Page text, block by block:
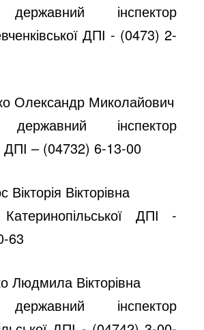
інспектор
ДПІ - (0473) 2-
Олександр Миколайович
інспектор
ДПІ – (04732) 6-13-00
Вікторівна
ДПІ -
63
Людмила Вікторівна
інспектор